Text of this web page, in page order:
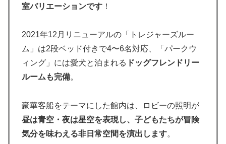
室バリエーションです ！
2021年12月リニューアルの「トレジャーズルー
ム」は2段ベッド付きで4〜6名対応、「パークウ
ィング」には愛犬と泊まれる ドッグフレンドリー
ルームも完備。
豪華客船をテーマにした館内は、ロビーの照明が
昼は青空・夜は星空を表現し、子どもたちが冒険
気分を味わえる非日常空間を演出します。